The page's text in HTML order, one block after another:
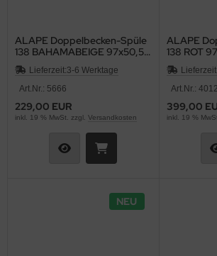
ALAPE Doppelbecken-Spüle
138 BAHAMABEIGE 97x50,5
cm Stahl emailliert
Doppelbecken Küchenspüle
Einbauspüle
Lieferzeit:3-6 Werktage
Art.Nr.: 5666
229,00 EUR
inkl. 19 % MwSt. zzgl. Versandkosten
ALAPE
138 ROT
emailliert
Lieferzeit:
Art.Nr.: 4012
399,00
inkl. 19 %
NEU